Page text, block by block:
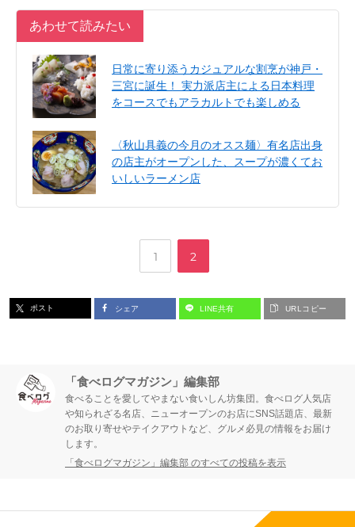
あわせて読みたい
日常に寄り添うカジュアルな割烹が神戸・
三宮に誕生！ 実力派店主による日本料理
をコースでもアラカルトでも楽しめる
〈秋山具義の今月のオスス麺〉有名店出身
の店主がオープンした、スープが濃くてお
いしいラーメン店
ペ
ジ
1
,
ペ
ジ
2
ポスト シェア LINE共有 URLコピー
「食べログマガジン」編集部
食べることを愛してやまない食いしん坊集団。食べログ人気店
や知られざる名店、ニューオープンのお店にSNS話題店、最新
のお取り寄せやテイクアウトなど、グルメ必見の情報をお届け
します。
「食べログマガジン」編集部 のすべての投稿を表示